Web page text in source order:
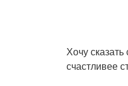
Хочу
счастливее